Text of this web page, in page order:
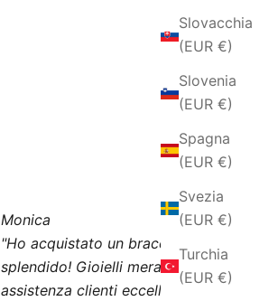
Slovacchia
(EUR €)
Slovenia
(EUR €)
Spagna
(EUR €)
Svezia
(EUR €)
Turchia
(EUR €)
Monica
"Ho acquistato un bracciale
splendido! Gioielli meravigliosi e
assistenza clienti eccellente!